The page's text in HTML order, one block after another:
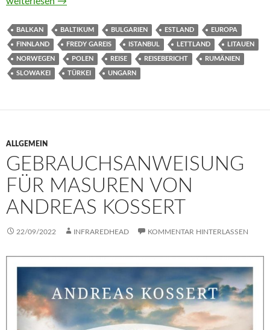
BALKAN BALTIKUM BULGARIEN ESTLAND EUROPA
FINNLAND FREDY GAREIS ISTANBUL LETTLAND LITAUEN
NORWEGEN POLEN REISE REISEBERICHT RUMÄNIEN
SLOWAKEI TÜRKEI UNGARN
ALLGEMEIN
GEBRAUCHSANWEISUNG
FÜR MASUREN VON
ANDREAS KOSSERT
22/09/2022 INFRAREDHEAD KOMMENTAR HINTERLASSEN